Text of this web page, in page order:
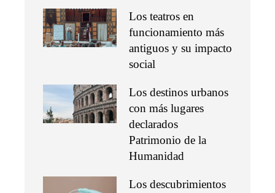
Los teatros en
funcionamiento más
antiguos y su impacto
social
Los destinos urbanos
con más lugares
declarados
Patrimonio de la
Humanidad
Los descubrimientos